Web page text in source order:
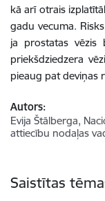
kā arī otrais
gadu vecuma.
ja prostatas vēzis
priekšdziedzera
pieaug pat deviņas
Autors:
Evija Štālberga,
attiecību nodaļas
Saistītas